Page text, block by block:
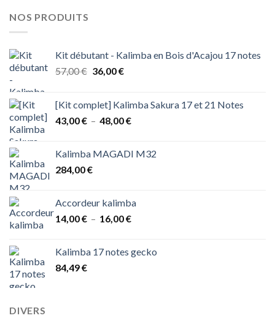
NOS PRODUITS
Kit débutant - Kalimba en Bois d'Acajou 17 notes
57,00€ Le
était :
57,00 €.
36,00€Le
est :
36,00 €.
[Kit complet] Kalimba Sakura 17 et 21 Notes
43,00€ – 48,00€Plage
43,00 €
Kalimba MAGADI M32
284,00€
Accordeur kalimba
14,00€ – 16,00€Plage
14,00 €
Kalimba 17 notes gecko
84,49€
DIVERS